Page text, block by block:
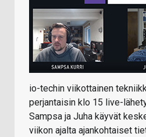
io-techin viikottainen
perjantaisin klo 15 live-
Sampsa ja Juha käyvät
viikon ajalta ajankohtaiset